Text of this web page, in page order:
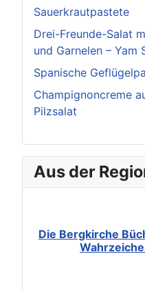
Sauerkrautpastete
Drei-Freunde-Salat
und Garnelen – Yam
Spanische
Champignoncreme
Pilzsalat
Aus der
Die Bergkirche